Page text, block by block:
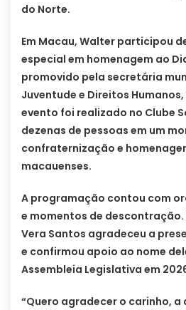
do Norte.
Em Macau, Walter participou
especial em homenagem ao
promovido pela secretária
Juventude e Direitos
evento foi realizado no Clube
dezenas de pessoas em um
confraternização e
macauenses.
A programação contou com
e momentos de
Vera Santos agradeceu a
e confirmou apoio ao nome
Assembleia Legislativa em
“Quero agradecer o carinho, a